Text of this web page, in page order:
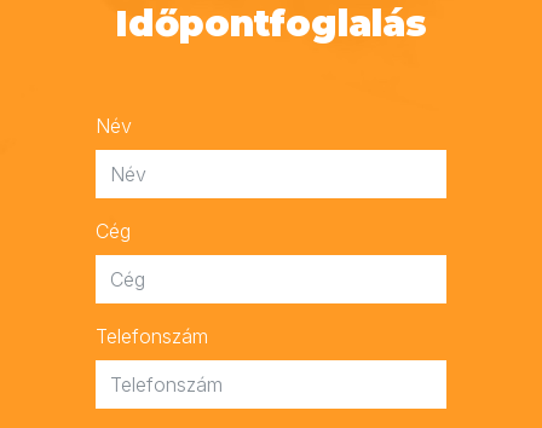
Időpontfoglalás
Név
Cég
Telefonszám